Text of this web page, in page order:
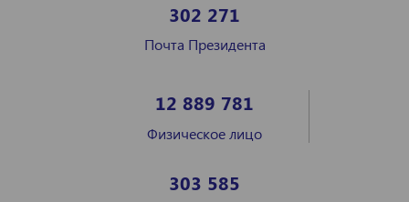
302 271
Почта Президента
12 889 781
Физическое лицо
303 585